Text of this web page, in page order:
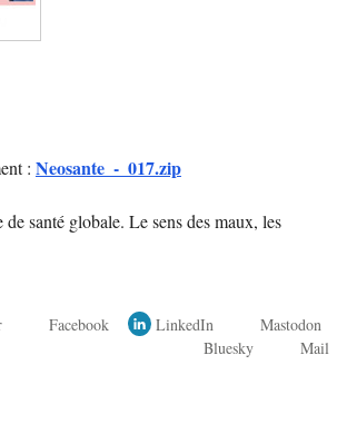
: Neosante_-_017.zip
santé globale. Le sens des maux, les
Facebook LinkedIn
Mastodon
Bluesky
Mail